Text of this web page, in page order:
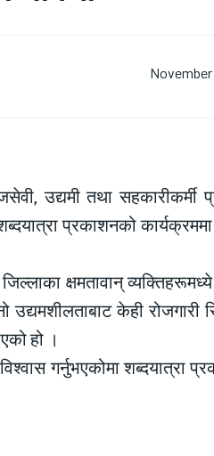
November
उद्यमी तथा
प्रकाशनको
क्षमतावान्
उद्यमशीलताबाट केही
हो ।
गर्नुभएकोमा शब्दयात्रा